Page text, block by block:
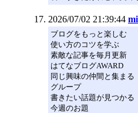
2026/07/02 21:39:44
ブログをもっと楽しむ
使い方のコツを学ぶ
素敵な記事を毎月更新
はてなブログAWARD
同じ興味の仲間と集まる
グループ
書きたい話題が見つかる
今週のお題